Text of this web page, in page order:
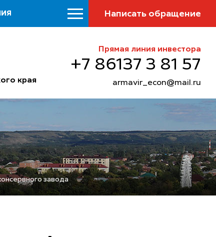
Написать обращение
края
Прямая линия инвестора
+7 86137 3 81 57
armavir_econ@mail.ru
завода